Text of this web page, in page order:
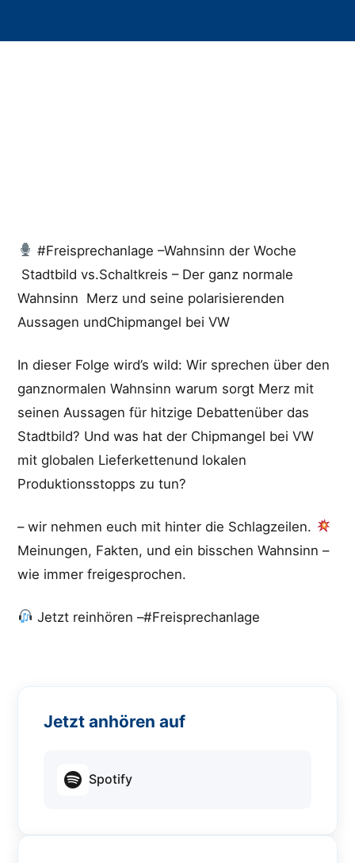
#Freisprechanlage –Wahnsinn der Woche
Stadtbild vs.Schaltkreis – Der ganz normale
Wahnsinn Merz und seine polarisierenden
Aussagen undChipmangel bei VW
In dieser Folge wird’s wild: Wir sprechen über den
ganznormalen Wahnsinn warum sorgt Merz mit
seinen Aussagen für hitzige Debattenüber das
Stadtbild? Und was hat der Chipmangel bei VW
mit globalen Lieferkettenund lokalen
Produktionsstopps zu tun?
– wir nehmen euch mit hinter die Schlagzeilen.
Meinungen, Fakten, und ein bisschen Wahnsinn –
wie immer freigesprochen.
Jetzt reinhören –#Freisprechanlage
Jetzt anhören auf
Spotify